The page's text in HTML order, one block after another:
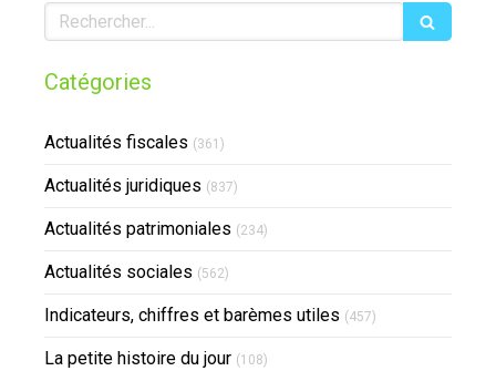
Rechercher
Catégories
Actualités fiscales (361)
Actualités juridiques (837)
Actualités patrimoniales (234)
Actualités sociales (562)
Indicateurs, chiffres et barèmes utiles (457)
La petite histoire du jour (108)